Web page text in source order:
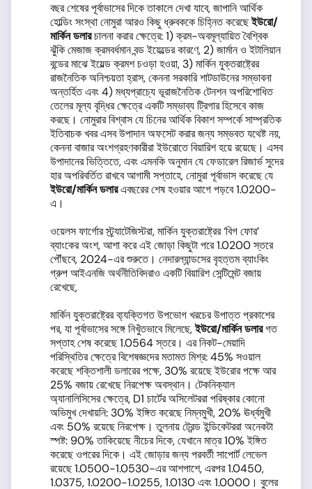
বছর শেষের পূর্বাভাসের দিকে তাকালে দেখা যাবে, জাপানি আর্থিক
হোল্ডিং সংস্থা নোমুরা আরও কিছু ধ্রুবককে চিহ্নিত করেছেইউরো/
মার্কিন ডলারচালনা করার ক্ষেত্রে: 1) ক্রম-অবমূল্যায়িত বৈশ্বিক
ঝুঁকি মেজাজ ক্রমবর্ধমান বন্ড ইয়েল্ডের কারণে, 2) জার্মান ও ইটালিয়ান
বন্ডের মাঝে ইয়েল্ড ক্রমশ চওড়া হওয়া, 3) মার্কিন যুক্তরাষ্ট্রের
রাজনৈতিক অনিশ্চয়তা হ্রাস, কেননা সরকারি শাটডাউনের সম্ভাবনা
অন্তর্হিত এবং 4) মধ্যপ্রাচ্যে ভূরাজনৈতিক টেনশন অপরিশোধিত
তেলের মূল্য বৃদ্ধির ক্ষেত্রে একটি সম্ভাব্য ট্রিগার হিসেবে কাজ
করছে। নোমুরার বিশ্বাস যে চিনের আর্থিক বিকাশ সম্পর্কে সাম্প্রতিক
ইতিবাচক খবর এসব উপাদান অফসেট করার জন্য সম্ভবত যথেষ্ট নয়,
কেননা বাজার অংশগ্রহণকারীরা ইউরোতে বিয়ারিশ হয়ে রয়েছে। এসব
উপাদানের ভিত্তিতে, এবং এমনকি অনুমান যে ফেডারেল রিজার্ভ সুদের
হার অপরিবর্তিত রাখবে আগামী সপ্তাহে, নোমুরা পূর্বাভাস করেছে যে
ইউরো/মার্কিন ডলারএবছরের শেষ হওয়ার আগে পড়বে 1.0200-
এ।
ওয়েলস ফার্গোর স্ট্র্যাটেজিস্টরা, মার্কিন যুক্তরাষ্ট্রের ‘বিগ ফোর’
ব্যাংকের অংশ, আশা করে এই জোড়া কিছুটা পরে 1.0200 স্তরে
পৌঁছবে, 2024-এর শুরুতে। নেদারল্যান্ডসের বৃহত্তম ব্যাংকিং
গ্রুপ আইএনজি অর্থনীতিবিদরাও একটি বিয়ারিশ সেন্টিমেন্ট বজায়
রেখেছে,
মার্কিন যুক্তরাষ্ট্রের ব্য্যক্তিগত উপভোগ খরচের উপাত্ত প্রকাশের
পর, যা পূর্বাভাসের সঙ্গে নিখুঁতভাবে মিলেছে,ইউরো/মার্কিন ডলারগত
সপ্তাহ শেষ করেছে 1.0564 স্তরে। এর নিকট-মেয়াদি
পরিস্থিতির ক্ষেত্রে বিশেষজ্ঞদের মতামত মিশ্র: 45% সওয়াল
করেছে শক্তিশালী ডলারের পক্ষে, 30% রয়েছে ইউরোর পক্ষে আর
25% বজায় রেখেছে নিরপেক্ষ অবস্থান। টেকনিক্যাল
অ্যানালিসিসের ক্ষেত্রে, D1 চার্টের অসিলেটররা পরিষ্কার কোনো
অভিমুখ দেখায়নি: 30% ইঙ্গিত করেছে নিম্নমুখী, 20% ঊর্ধ্বমুখী
এবং 50% রয়েছে নিরপেক্ষ। তুলনায় ট্রেন্ড ইন্ডিকেটররা অনেকটা
স্পষ্ট: 90% তাকিয়েছে নীচের দিকে, যেখানে মাত্র 10% ইঙ্গিত
করেছে ওপরের দিকে। এই জোড়ার জন্য পরবর্তী সাপোর্ট লেভেল
রয়েছে 1.0500-1.0530-এর আশপাশে, এরপর 1.0450,
1.0375, 1.0200-1.0255, 1.0130 এবং 1.0000। বুলের